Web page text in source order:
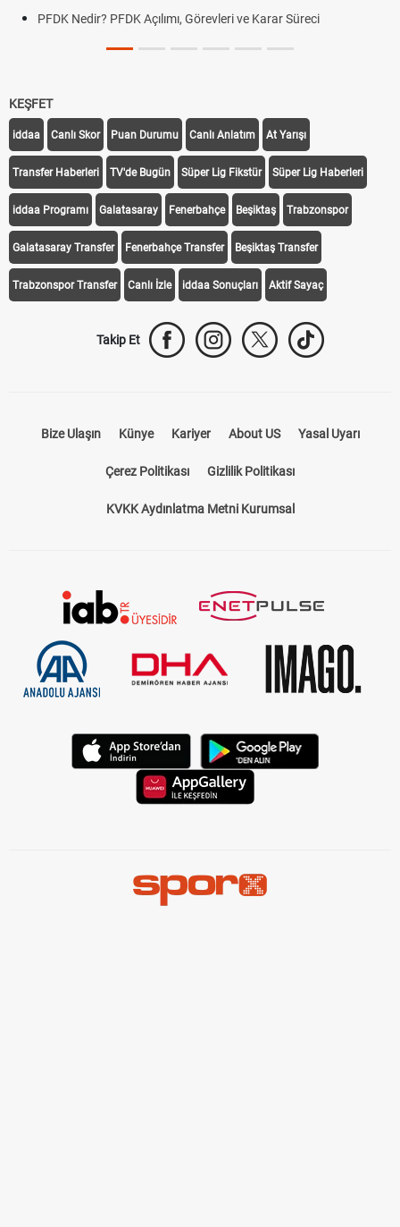
PFDK Nedir? PFDK Açılımı, Görevleri ve Karar Süreci
KEŞFET
iddaa Canlı Skor Puan Durumu Canlı Anlatım At Yarışı
Transfer Haberleri TV'de Bugün Süper Lig Fikstür Süper Lig Haberleri
iddaa Programı Galatasaray Fenerbahçe Beşiktaş Trabzonspor
Galatasaray Transfer Fenerbahçe Transfer Beşiktaş Transfer
Trabzonspor Transfer Canlı İzle iddaa Sonuçları Aktif Sayaç
Takip Et
Bize Ulaşın Künye Kariyer About US Yasal Uyarı
Çerez Politikası Gizlilik Politikası
KVKK Aydınlatma Metni Kurumsal